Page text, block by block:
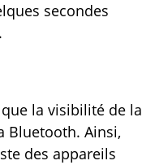
secondes
la visibilité de la
Bluetooth. Ainsi,
des appareils